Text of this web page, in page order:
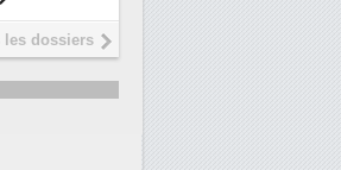
Interview de Fabrice Coquio,
président de Digital Realty...
6
Trimestriels IBM : L'activité
soutient les...
les dossiers